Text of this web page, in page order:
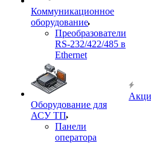
Коммуникационное
оборудование
Преобразователи
RS-232/422/485 в
Ethernet
Оборудование для
АСУ ТП
Панели
оператора